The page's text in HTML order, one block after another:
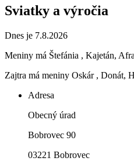
Sviatky a výročia
Dnes je 7.8.2026
Meniny má Štefánia , Kajetán,
Zajtra má meniny Oskár , Donát,
Adresa
Obecný úrad
Bobrovec 90
03221 Bobrovec